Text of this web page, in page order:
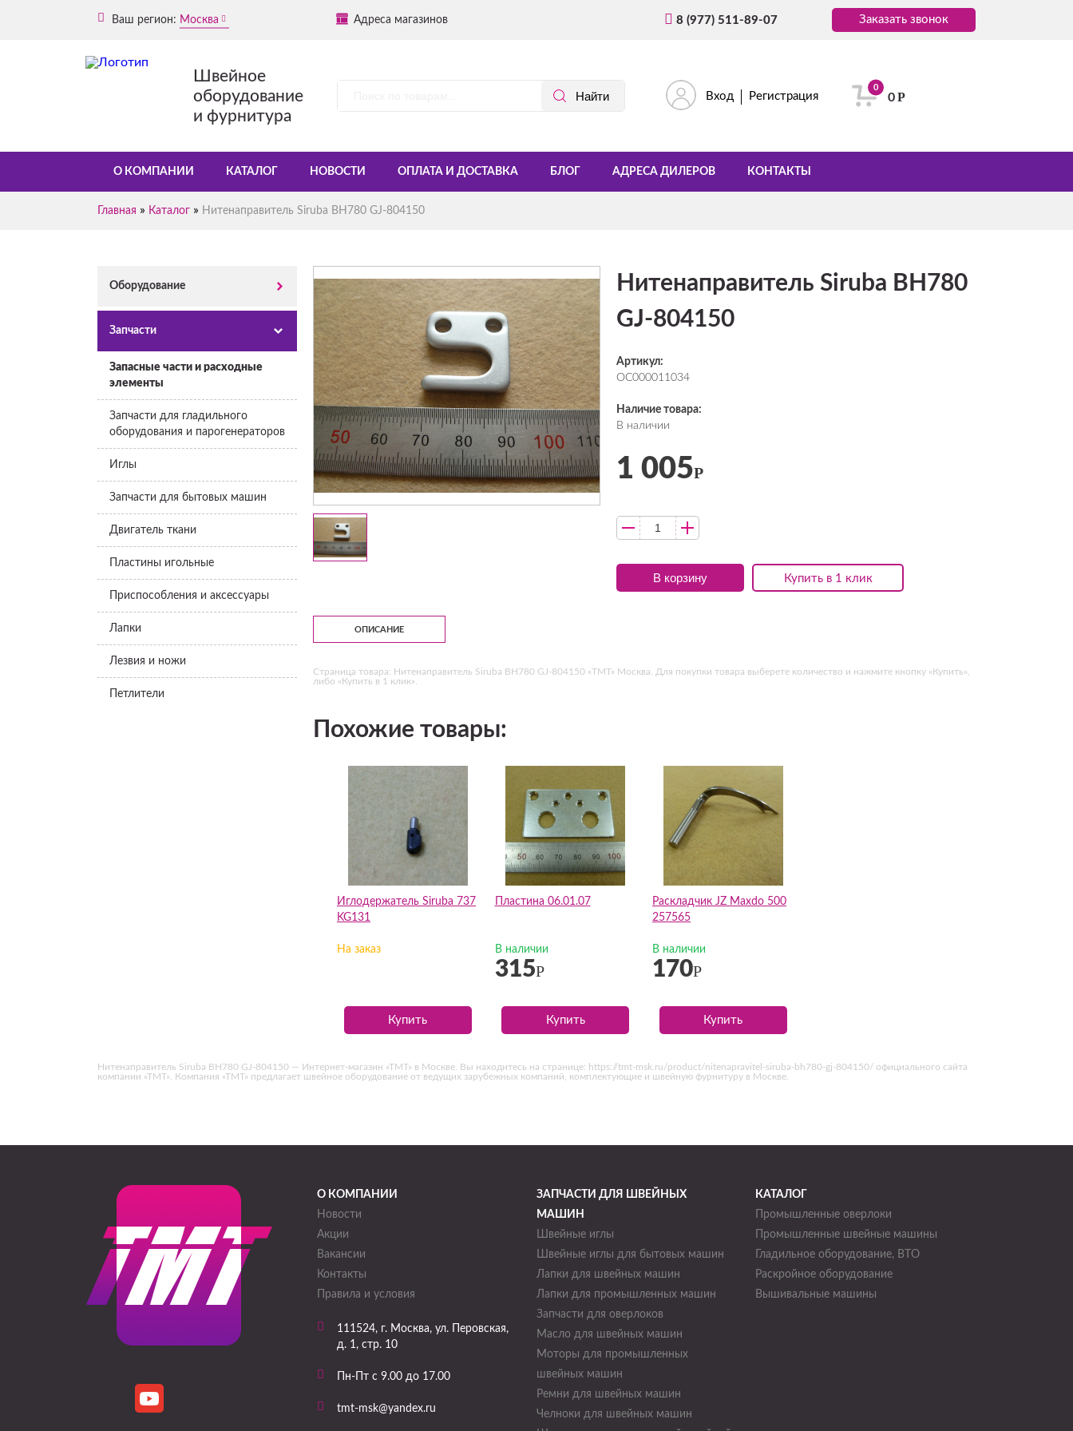
Ваш регион: Москва Адреса магазинов 8 (977) 511-89-07 Заказать звонок
Швейное
оборудование
и фурнитура
Вход Регистрация
0
0Р
О КОМПАНИИ КАТАЛОГ НОВОСТИ ОПЛАТА И ДОСТАВКА БЛОГ АДРЕСА ДИЛЕРОВ КОНТАКТЫ
Главная » Каталог » Нитенаправитель Siruba BH780 GJ-804150
Оборудование
Запчасти
Запасные части и расходные
элементы
Запчасти для гладильного
оборудования и парогенераторов
Иглы
Запчасти для бытовых машин
Двигатель ткани
Пластины игольные
Приспособления и аксессуары
Лапки
Лезвия и ножи
Петлители
Нитенаправитель Siruba BH780
GJ-804150
Артикул:
ОС000011034
Наличие товара:
В наличии
Купить в 1 клик
1 005Р
В корзину
ОПИСАНИЕ
Страница товара: Нитенаправитель Siruba BH780 GJ-804150 «ТМТ» Москва. Для покупки товара выберете количество и нажмите кнопку «Купить»,
либо «Купить в 1 клик».
Похожие товары:
Иглодержатель Siruba 737
KG131
На заказ
Купить
Пластина 06.01.07
В наличии
315Р
Купить
Раскладчик JZ Maxdo 500
257565
В наличии
170Р
Купить
Нитенаправитель Siruba BH780 GJ-804150 — Интернет-магазин «ТМТ» в Москве. Вы находитесь на странице: https://tmt-msk.ru/product/nitenapravitel-siruba-bh780-gj-804150/ официального сайта
компании «ТМТ». Компания «ТМТ» предлагает швейное оборудование от ведущих зарубежных компаний, комплектующие и швейную фурнитуру в Москве.
О КОМПАНИИ
Новости
Акции
Вакансии
Контакты
Правила и условия
111524, г. Москва, ул. Перовская,
д. 1, стр. 10
Пн-Пт с 9.00 до 17.00
tmt-msk@yandex.ru
ЗАПЧАСТИ ДЛЯ ШВЕЙНЫХ
МАШИН
Швейные иглы
Швейные иглы для бытовых машин
Лапки для швейных машин
Лапки для промышленных машин
Запчасти для оверлоков
Масло для швейных машин
Моторы для промышленных
швейных машин
Ремни для швейных машин
Челноки для швейных машин
КАТАЛОГ
Промышленные оверлоки
Промышленные швейные машины
Гладильное оборудование, ВТО
Раскройное оборудование
Вышивальные машины